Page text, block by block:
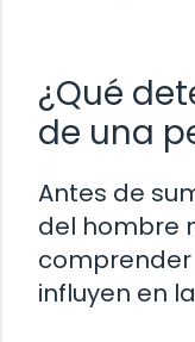
¿Qué
de una
Antes de
del hombre
influyen en